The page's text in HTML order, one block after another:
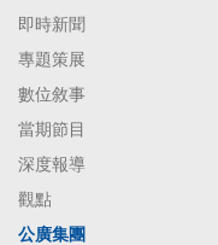
即時新聞
專題策展
數位敘事
當期節目
深度報導
觀點
公廣集團